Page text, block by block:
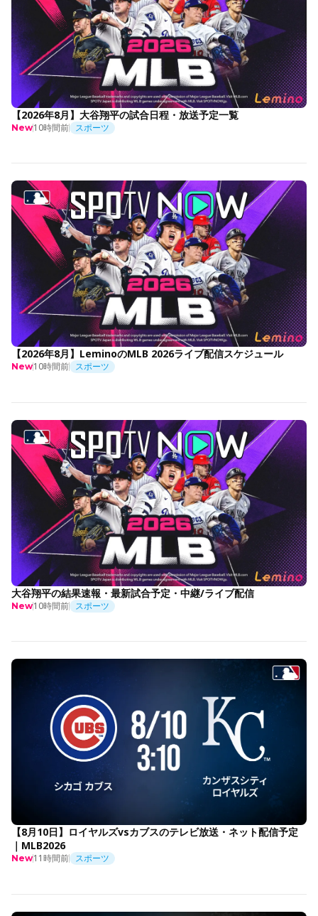
【2026年8月】大谷翔平の試合日程・放送予定一覧
New10時間前 スポーツ
【2026年8月】LeminoのMLB 2026ライブ配信スケジュール
New10時間前 スポーツ
大谷翔平の結果速報・最新試合予定・中継/ライブ配信
New10時間前 スポーツ
【8月10日】ロイヤルズvsカブスのテレビ放送・ネット配信予定
｜MLB2026
New11時間前 スポーツ